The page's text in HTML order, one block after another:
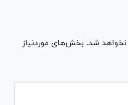
شد. بخش‌های موردنیاز